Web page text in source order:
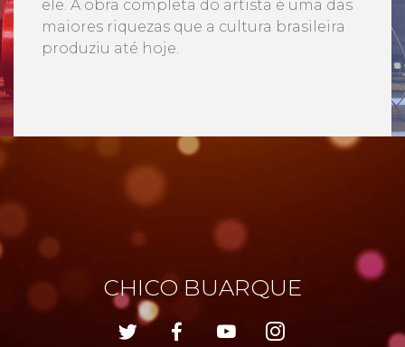
ele. A obra completa do artista é uma das
maiores riquezas que a cultura brasileira
produziu até hoje.
CHICO BUARQUE